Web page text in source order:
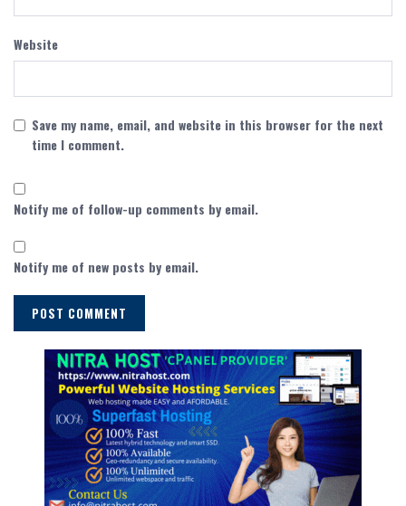
Website
Save my name, email, and website in this browser for the next
time I comment.
Notify me of follow-up comments by email.
Notify me of new posts by email.